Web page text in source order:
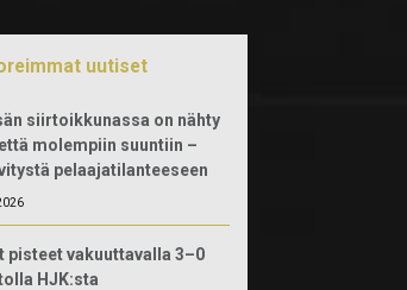
uutiset
siirtoikkunassa on nähty
molempiin suuntiin –
pelaajatilanteeseen
pisteet vakuuttavalla 3–0
HJK:sta